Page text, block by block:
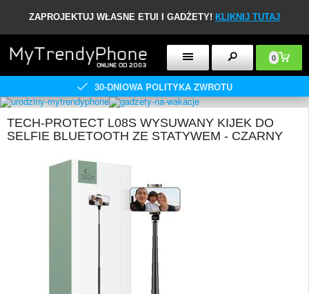
ZAPROJEKTUJ WŁASNE ETUI I GADŻETY! KLIKNIJ TUTAJ
0
30-DNIOWA POLITYKA ZWROTU
TECH-PROTECT L08S WYSUWANY KIJEK DO
SELFIE BLUETOOTH ZE STATYWEM - CZARNY